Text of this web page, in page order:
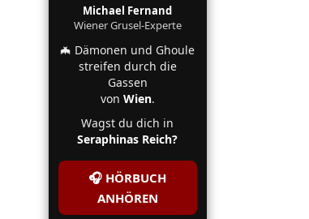
Michael Fernand
Wiener Grusel-Experte
🦇 Dämonen und Ghoule
streifen durch die
Gassen
von Wien.
Wagst du dich in
Seraphinas Reich?
🎧 HÖRBUCH
ANHÖREN